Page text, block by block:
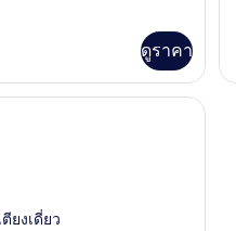
ดูราคา
สวี
ยม, ผ้านวมขนเป็ด
ห้องสแตนดาร์ดดับเบิล | ผ้าปูที่นอนฝ้า
ยงเดี่ยว